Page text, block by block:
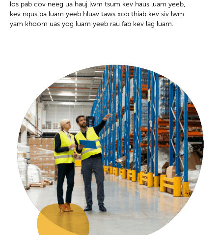
los pab cov neeg ua hauj lwm tsum kev haus luam yeeb,
kev nqus pa luam yeeb hluav taws xob thiab kev siv lwm
yam khoom uas yog luam yeeb rau fab kev lag luam.